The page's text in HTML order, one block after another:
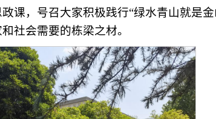
课，号召大家积极践行“绿水青山就是
社会需要的栋梁之材。